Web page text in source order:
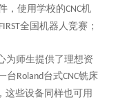
，使用学校的CNC机
FIRST全国机器人竞赛；
为师生提供了理想资
台Roland台式CNC铣床
这些设备同样也可用